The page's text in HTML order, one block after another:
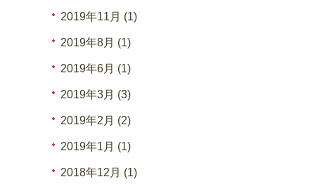
2019年11月 (1)
2019年8月 (1)
2019年6月 (1)
2019年3月 (3)
2019年2月 (2)
2019年1月 (1)
2018年12月 (1)